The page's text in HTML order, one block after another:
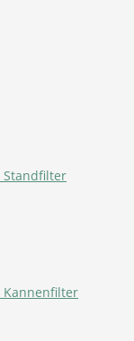
Standfilter
Kannenfilter